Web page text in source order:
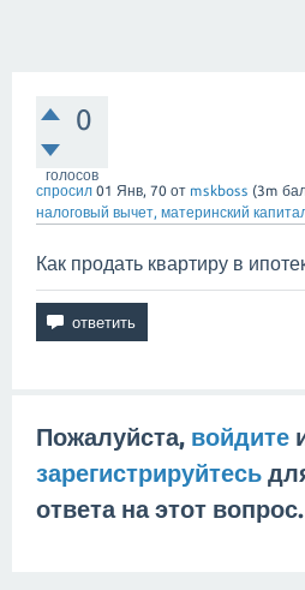
0
голосов
спросил 01 Янв, 70 от mskboss (3m
налоговый вычет, материнский
Как продать квартиру в
Пожалуйста, войдите
зарегистрируйтесь
ответа на этот вопрос.